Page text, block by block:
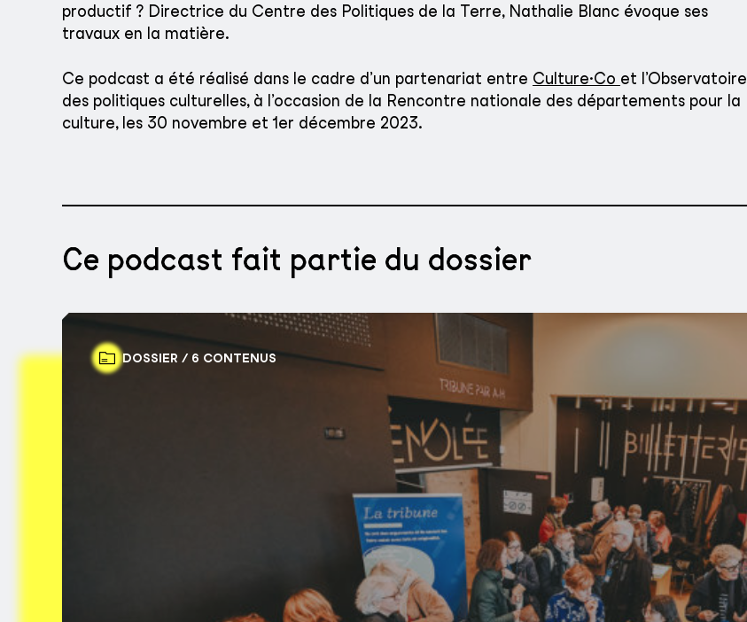
productif ? Directrice du Centre des Politiques de la Terre, Nathalie Blanc évoque ses
travaux en la matière.
Ce podcast a été réalisé dans le cadre d’un partenariat entre Culture·Co et l’Observatoire
des politiques culturelles, à l’occasion de la Rencontre nationale des départements pour la
culture, les 30 novembre et 1er décembre 2023.
Ce podcast fait partie du dossier
DOSSIER / 6 CONTENUS